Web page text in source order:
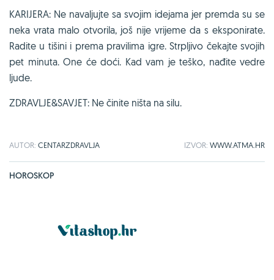
KARIJERA: Ne navaljujte sa svojim idejama jer premda su se
neka vrata malo otvorila, još nije vrijeme da s eksponirate.
Radite u tišini i prema pravilima igre. Strpljivo čekajte svojih
pet minuta. One će doći. Kad vam je teško, nađite vedre
ljude.
ZDRAVLJE&SAVJET: Ne činite ništa na silu.
AUTOR: CENTARZDRAVLJA IZVOR: WWW.ATMA.HR
HOROSKOP